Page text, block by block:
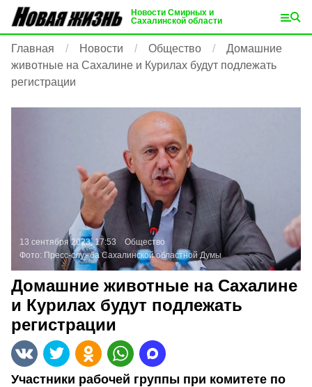
Новости Смирных и
Сахалинской области
Главная Новости Общество
Домашние
животные на Сахалине и Курилах будут подлежать
регистрации
13 сентября 2023, 17:53
Общество
Фото: Пресс-служба Сахалинской областной Думы
Домашние животные на Сахалине
и Курилах будут подлежать
регистрации
Участники рабочей группы при комитете по